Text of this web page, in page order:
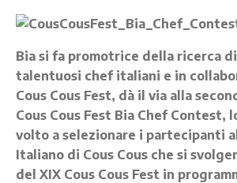
Bia si fa promotrice della ricerca
talentuosi chef italiani e in
Cous Cous Fest, dà il via alla
Cous Cous Fest Bia Chef Contest,
volto a selezionare i partecipanti
Italiano di Cous Cous che si
del XIX Cous Cous Fest in